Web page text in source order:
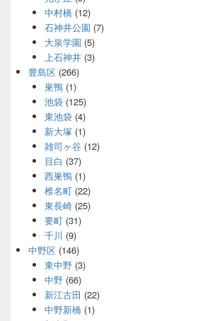
中村橋(12)
石神井公園 (7)
大泉学園 (5)
上石神井(3)
豊島区 (266)
巣鴨(1)
池袋(125)
東池袋(4)
新大塚 (1)
雑司ヶ谷(12)
目白 (37)
西巣鴨(1)
椎名町(22)
東長崎(25)
要町(31)
千川 (9)
中野区 (146)
東中野(3)
中野(66)
新江古田 (22)
中野新橋(1)